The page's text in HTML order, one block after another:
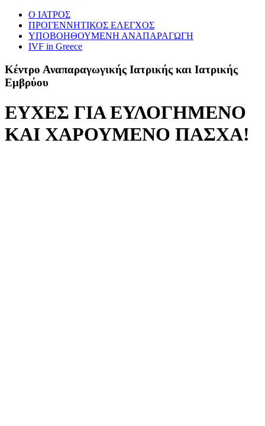
Ο ΙΑΤΡΟΣ
ΠΡΟΓΕNNΗΤΙΚΟΣ ΕΛΕΓΧΟΣ
ΥΠΟΒΟΗΘΟΥΜΕΝΗ ΑΝΑΠΑΡΑΓΩΓΗ
IVF in Greece
Κέντρο Αναπαραγωγικής Ιατρικής και Ιατρικής
Εμβρύου
ΕΥΧΕΣ ΓΙΑ ΕΥΛΟΓΗΜΕΝΟ
ΚΑΙ ΧΑΡΟΥΜΕΝΟ ΠΑΣΧΑ!